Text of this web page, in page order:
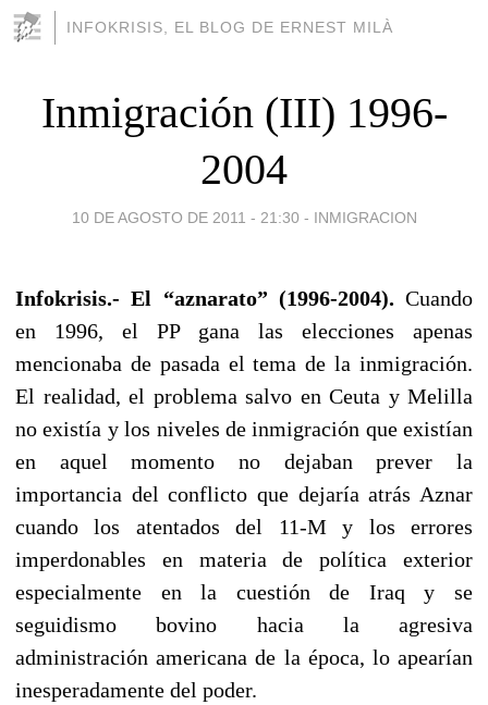
INFOKRISIS, EL BLOG DE ERNEST MILÀ
Inmigración (III) 1996-
2004
10 DE AGOSTO DE 2011 - 21:30 - INMIGRACION
Infokrisis.- El “aznarato” (1996-2004). Cuando
en 1996, el PP gana las elecciones apenas
mencionaba de pasada el tema de la inmigración.
El realidad, el problema salvo en Ceuta y Melilla
no existía y los niveles de inmigración que existían
en aquel momento no dejaban prever la
importancia del conflicto que dejaría atrás Aznar
cuando los atentados del 11-M y los errores
imperdonables en materia de política exterior
especialmente en la cuestión de Iraq y se
seguidismo bovino hacia la agresiva
administración americana de la época, lo apearían
inesperadamente del poder.